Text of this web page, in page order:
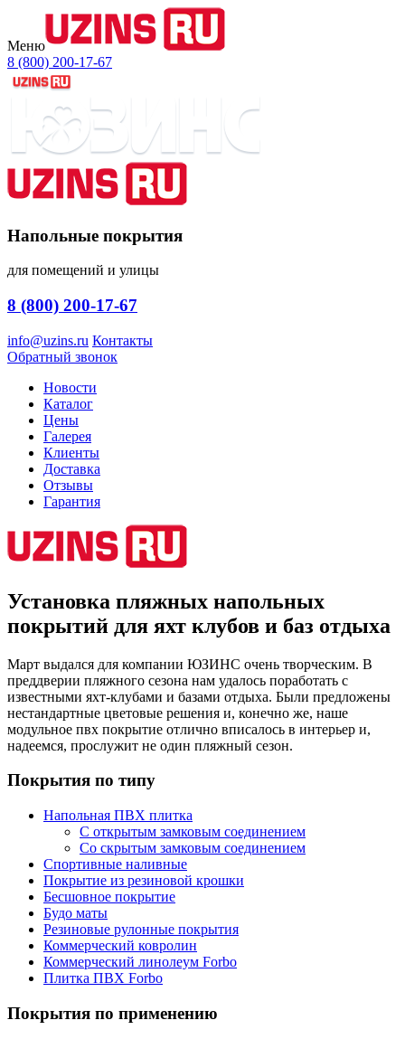
Меню
8 (800) 200-17-67
Напольные покрытия
для помещений и улицы
8 (800) 200-17-67
info@uzins.ru Контакты
Обратный звонок
Новости
Каталог
Цены
Галерея
Клиенты
Доставка
Отзывы
Гарантия
Установка пляжных напольных
покрытий для яхт клубов и баз отдыха
Март выдался для компании ЮЗИНС очень творческим. В
преддверии пляжного сезона нам удалось поработать с
известными яхт-клубами и базами отдыха. Были предложены
нестандартные цветовые решения и, конечно же, наше
модульное пвх покрытие отлично вписалось в интерьер и,
надеемся, прослужит не один пляжный сезон.
Покрытия по типу
Напольная ПВХ плитка
С открытым замковым соединением
Со скрытым замковым соединением
Спортивные наливные
Покрытие из резиновой крошки
Бесшовное покрытие
Будо маты
Резиновые рулонные покрытия
Коммерческий ковролин
Коммерческий линолеум Forbo
Плитка ПВХ Forbo
Покрытия по применению